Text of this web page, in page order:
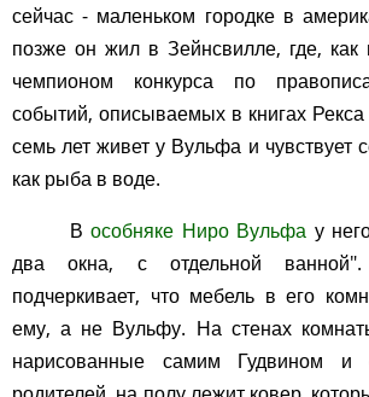
сейчас - маленьком городке в
позже он жил в Зейнсвилле, где, как
чемпионом конкурса по
событий, описываемых в книгах
семь лет живет у Вульфа и чувствует
как рыба в воде.
Вособняке Ниро Вульфа у
два окна, с отдельной
подчеркивает, что мебель в его
ему, а не Вульфу. На стенах
нарисованные самим Гудвином и